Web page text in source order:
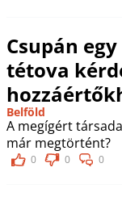
Csupán
tétova
Belföld
A megígért
már megtörtént?
0 0 0